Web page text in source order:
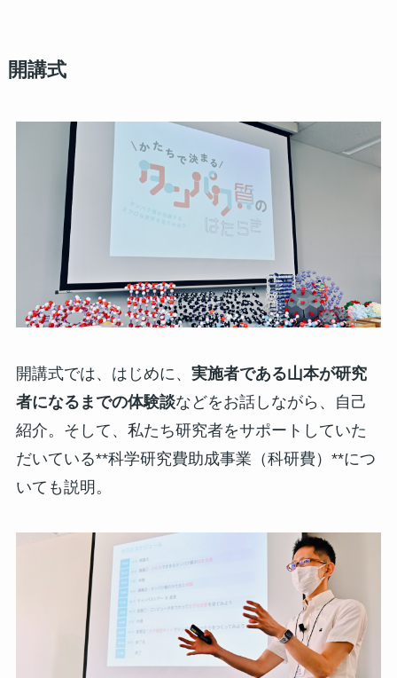
開講式
開講式では、はじめに、 実施者である山本が研究
者になるまでの体験談などをお話しながら、自己
紹介。そして、私たち研究者をサポートしていた
だいている**科学研究費助成事業（科研費）**につ
いても説明。